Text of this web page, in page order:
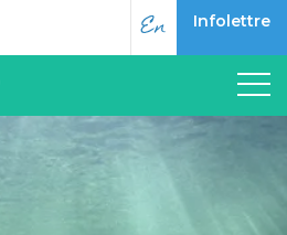
En Infolettre